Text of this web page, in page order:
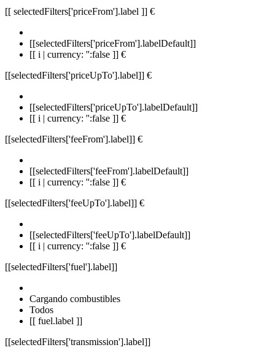
[[ selectedFilters['priceFrom'].label ]] €
[[selectedFilters['priceFrom'].labelDefault]]
[[ i | currency: '':false ]] €
[[selectedFilters['priceUpTo'].label]] €
[[selectedFilters['priceUpTo'].labelDefault]]
[[ i | currency: '':false ]] €
[[selectedFilters['feeFrom'].label]] €
[[selectedFilters['feeFrom'].labelDefault]]
[[ i | currency: '':false ]] €
[[selectedFilters['feeUpTo'].label]] €
[[selectedFilters['feeUpTo'].labelDefault]]
[[ i | currency: '':false ]] €
[[selectedFilters['fuel'].label]]
Cargando combustibles
Todos
[[ fuel.label ]]
[[selectedFilters['transmission'].label]]